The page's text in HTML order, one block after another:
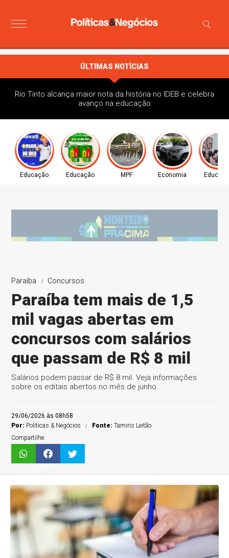
ÚLTIMAS NOTÍCIAS
Rio Tinto alcança maior nota da história no IDEB e celebra
avanço na educação
Educação Educação MPF Economia
Paraíba Concursos
Paraíba tem mais de 1,5
mil vagas abertas em
concursos com salários
que passam de R$ 8 mil
Salários podem passar de R$ 8 mil. Veja informações
sobre os editais abertos no mês de junho.
29/06/2026 às 08h58
Por: Políticas & Negócios Fonte:Tamiris Leitão
Compartilhe: